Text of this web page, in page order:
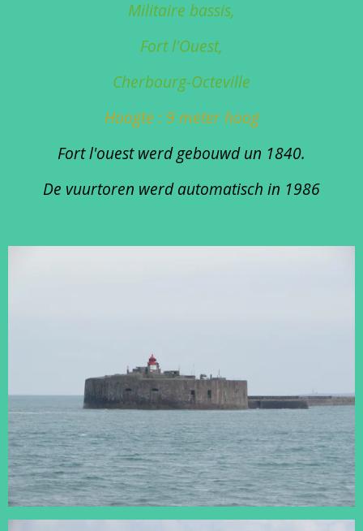
Militaire bassis,
Fort l'Ouest,
Cherbourg-Octeville
Hoogte : 9 meter hoog
Fort l'ouest werd gebouwd un 1840.
De vuurtoren werd automatisch in 1986